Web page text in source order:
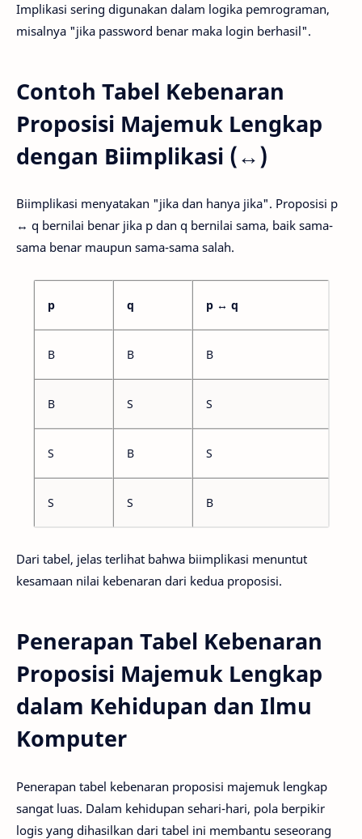
Implikasi sering digunakan dalam logika pemrograman,
misalnya "jika password benar maka login berhasil".
Contoh Tabel Kebenaran
Proposisi Majemuk Lengkap
dengan Biimplikasi (↔)
Biimplikasi menyatakan "jika dan hanya jika". Proposisi p
↔ q bernilai benar jika p dan q bernilai sama, baik sama-
sama benar maupun sama-sama salah.
p q p ↔ q
B B B
B S S
S B S
S S B
Dari tabel, jelas terlihat bahwa biimplikasi menuntut
kesamaan nilai kebenaran dari kedua proposisi.
Penerapan Tabel Kebenaran
Proposisi Majemuk Lengkap
dalam Kehidupan dan Ilmu
Komputer
Penerapan tabel kebenaran proposisi majemuk lengkap
sangat luas. Dalam kehidupan sehari-hari, pola berpikir
logis yang dihasilkan dari tabel ini membantu seseorang